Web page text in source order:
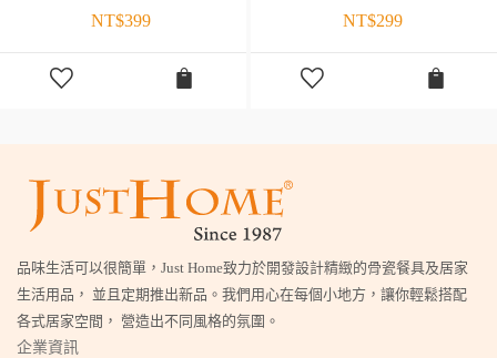
NT$399 NT$299
品味生活可以很簡單，Just Home致力於開發設計精緻的骨瓷餐具及居家
生活用品， 並且定期推出新品。我們用心在每個小地方，讓你輕鬆搭配
各式居家空間， 營造出不同風格的氛圍。
企業資訊